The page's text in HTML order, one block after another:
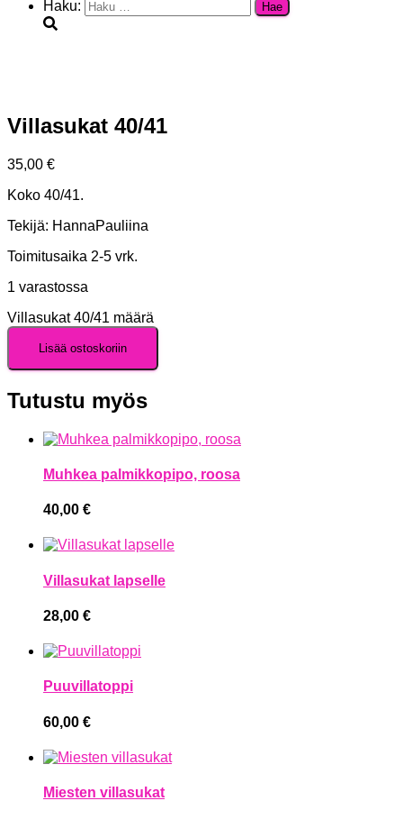
Haku:
Villasukat 40/41
35,00 €
Koko 40/41.
Tekijä: HannaPauliina
Toimitusaika 2-5 vrk.
1 varastossa
Villasukat 40/41 määrä
Lisää ostoskoriin
Tutustu myös
Muhkea palmikkopipo, roosa
40,00 €
Villasukat lapselle
28,00 €
Puuvillatoppi
60,00 €
Miesten villasukat